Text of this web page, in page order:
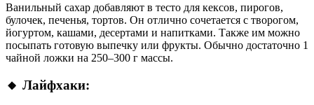
Ванильный сахар добавляют в тесто для кексов, пирогов,
булочек, печенья, тортов. Он отлично сочетается с творогом,
йогуртом, кашами, десертами и напитками. Также им можно
посыпать готовую выпечку или фрукты. Обычно достаточно 1
чайной ложки на 250–300 г массы.
🔸 Лайфхаки: